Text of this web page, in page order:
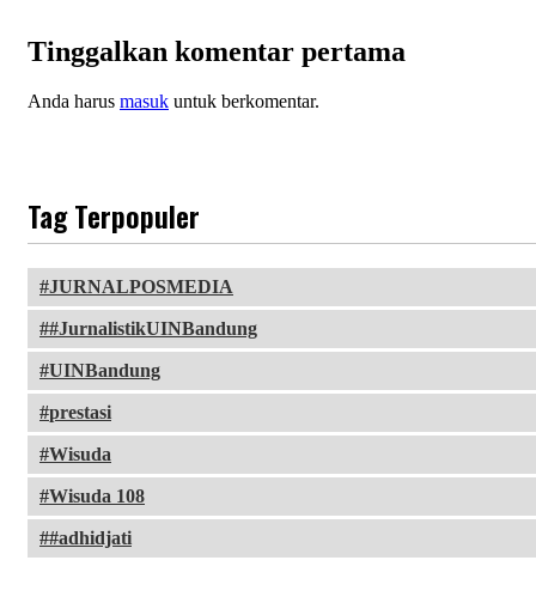
Tinggalkan komentar pertama
Anda harus masuk untuk berkomentar.
Tag Terpopuler
JURNALPOSMEDIA
#JurnalistikUINBandung
UINBandung
prestasi
Wisuda
Wisuda 108
#adhidjati